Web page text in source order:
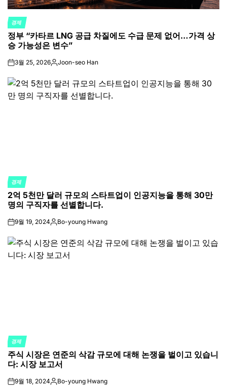
POSTED
IN
경제
정부 “카타르 LNG 공급 차질에도 수급 문제 없어…가격 상
승 가능성은 변수”
on3월 25, 2026Posted
Joon-seo Han
POSTED
IN
경제
2억 5천만 달러 규모의 스타트업이 인공지능을 통해 30만
명의 구직자를 선별합니다.
on9월 19, 2024Posted
Bo-young Hwang
POSTED
IN
경제
주식 시장은 연준의 삭감 규모에 대해 논쟁을 벌이고 있습니
다: 시장 보고서
on9월 18, 2024Posted
Bo-young Hwang